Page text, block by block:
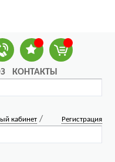
КОНТАКТЫ
кабинет / Регистрация